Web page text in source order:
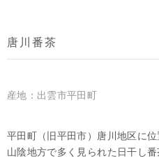
唐川番茶
産地：出雲市平田町
平田町（旧平田市）唐川地区に
山陰地方で多く見られた日干し番